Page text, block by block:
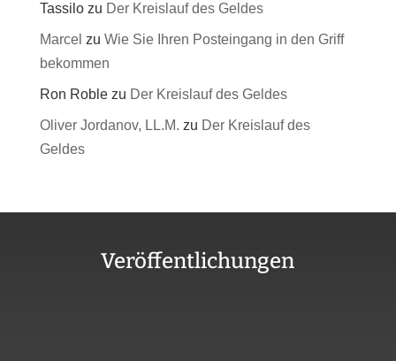
Tassilozu Der Kreislauf des Geldes
Marcel zu Wie Sie Ihren Posteingang in den Griff
bekommen
Ron Roblezu Der Kreislauf des Geldes
Oliver Jordanov, LL.M. zu Der Kreislauf des
Geldes
Veröffentlichungen